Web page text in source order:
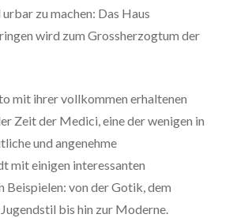
zu machen: Das Haus
wird zum Grossherzogtum der
mit ihrer vollkommen erhaltenen
Zeit der Medici, eine der wenigen in
und angenehme
mit einigen interessanten
Beispielen: von der Gotik, dem
bis hin zur Moderne.